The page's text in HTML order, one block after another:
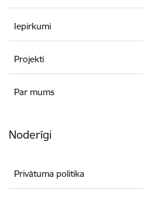
Iepirkumi
Projekti
Par mums
Noderīgi
Privātuma politika